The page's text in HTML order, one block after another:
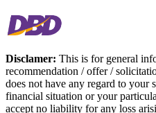
Disclamer: This is for general
recommendation / offer /
does not have any regard to your
financial situation or your
accept no liability for any loss